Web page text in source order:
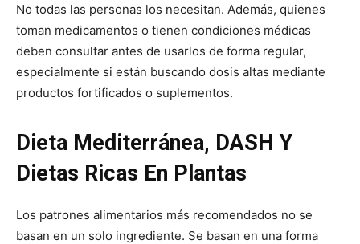
No todas las personas los necesitan. Además, quienes
toman medicamentos o tienen condiciones médicas
deben consultar antes de usarlos de forma regular,
especialmente si están buscando dosis altas mediante
productos fortificados o suplementos.
Dieta Mediterránea, DASH Y
Dietas Ricas En Plantas
Los patrones alimentarios más recomendados no se
basan en un solo ingrediente. Se basan en una forma